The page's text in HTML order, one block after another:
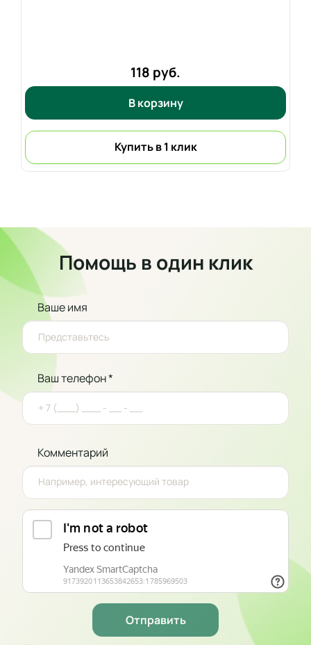
118 руб.
В корзину
Купить в 1 клик
Помощь в один клик
Ваше имя
Ваш телефон *
Комментарий